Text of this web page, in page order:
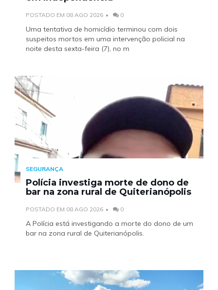
POSTADO EM 08 AGO 2026 0
Uma tentativa de homicídio terminou com dois
suspeitos mortos em uma intervenção policial na
noite desta sexta-feira (7), no m
SEGURANÇA
Polícia investiga morte de dono de
bar na zona rural de Quiterianópolis
POSTADO EM 08 AGO 2026 0
A Polícia está investigando a morte do dono de um
bar na zona rural de Quiterianópolis.